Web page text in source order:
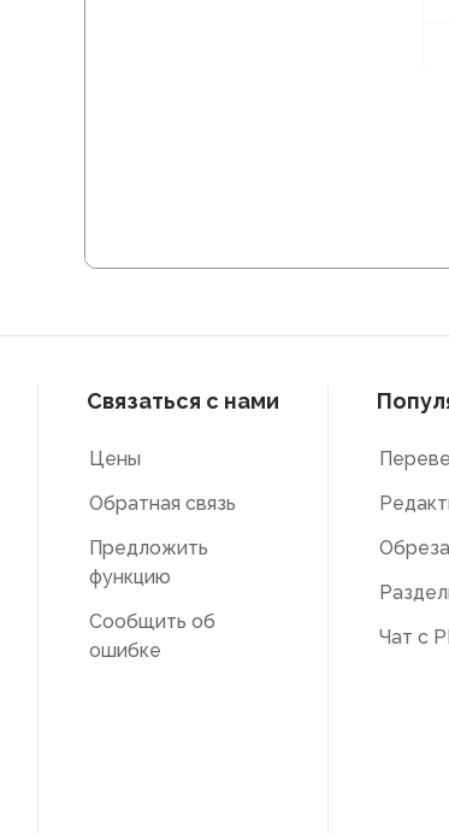
Связаться с нами
Цены
Обратная связь
Предложить
функцию
Сообщить об
ошибке
Чат с